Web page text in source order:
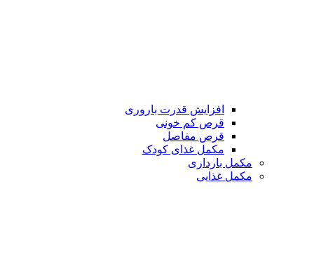
افزایش قدرت باروری
قرص کم خونی
قرص مفاصل
مکمل غذای کودک
مکمل بارداری
مکمل غذایی